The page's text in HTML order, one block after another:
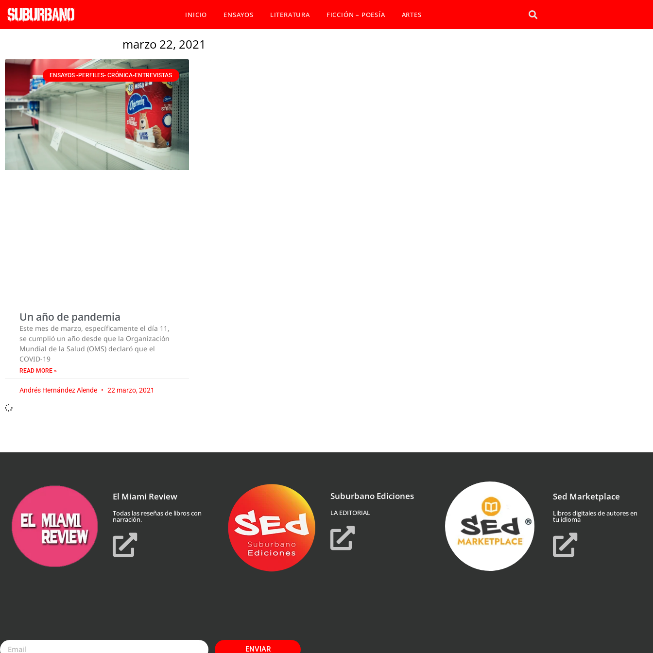
INICIO ENSAYOS LITERATURA FICCIÓN – POESÍA ARTES
marzo 22, 2021
ENSAYOS -PERFILES- CRÓNICA-ENTREVISTAS
Un año de pandemia
Este mes de marzo, específicamente el día 11,
se cumplió un año desde que la Organización
Mundial de la Salud (OMS) declaró que el
COVID-19
READ MORE »
Andrés Hernández Alende 22 marzo, 2021
El Miami Review
Todas las reseñas de libros con
narración.
Suburbano Ediciones
LA EDITORIAL
Sed Marketplace
Libros digitales de autores en
tu idioma
ENVIAR